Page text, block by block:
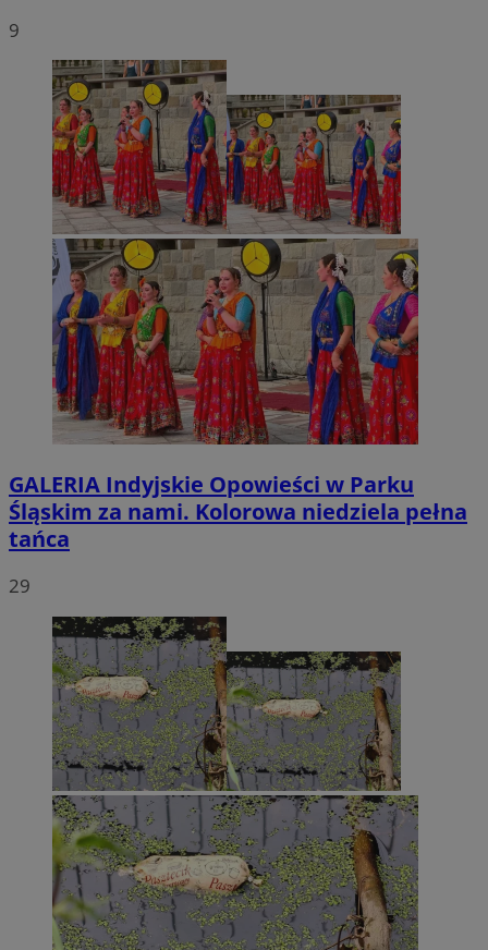
9
GALERIA Indyjskie Opowieści w Parku
Śląskim za nami. Kolorowa niedziela pełna
tańca
29